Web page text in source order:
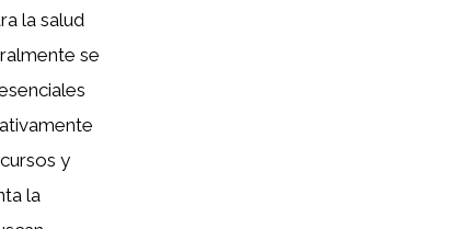
la salud
se
y
la